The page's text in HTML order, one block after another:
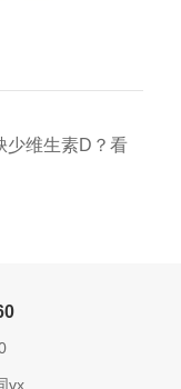
少维生素D？看
vx